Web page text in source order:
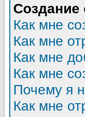
Как мне
Как мне
Как мне
Как мне
Почему я
Как мне